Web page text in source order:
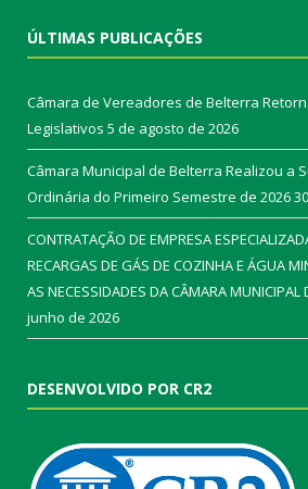
ÚLTIMAS PUBLICAÇÕES
Câmara de Vereadores de Belterra
Legislativos 5 de agosto de 2026
Câmara Municipal de Belterra Realizou a
Ordinária do Primeiro Semestre de 2026
CONTRATAÇÃO DE EMPRESA
RECARGAS DE GÁS DE COZINHA E ÁGUA
AS NECESSIDADES DA CÂMARA MUNICIPAL
junho de 2026
DESENVOLVIDO POR CR2